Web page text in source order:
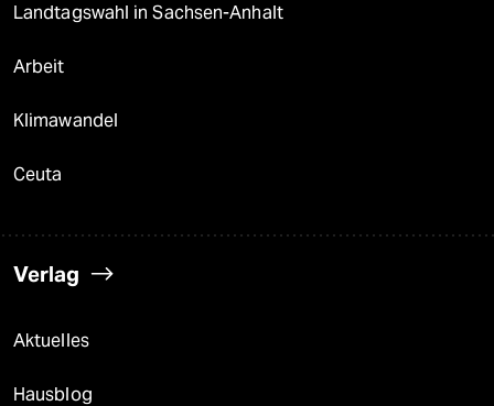
Landtagswahl in Sachsen-Anhalt
Arbeit
Klimawandel
Ceuta
Verlag
Aktuelles
Hausblog